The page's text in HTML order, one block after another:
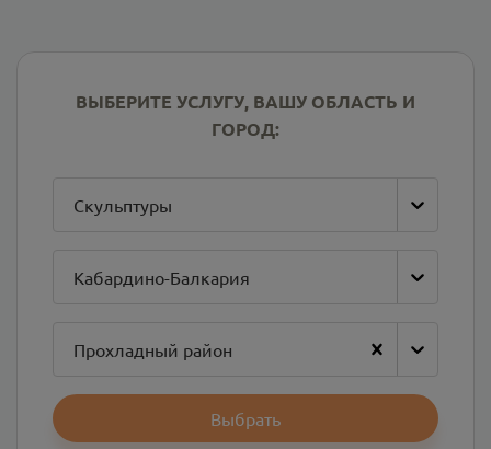
ВЫБЕРИТЕ УСЛУГУ, ВАШУ ОБЛАСТЬ И
ГОРОД:
Скульптуры
Кабардино-Балкария
Прохладный район
Выбрать